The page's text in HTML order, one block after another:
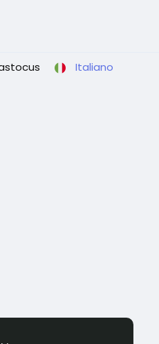
Italiano